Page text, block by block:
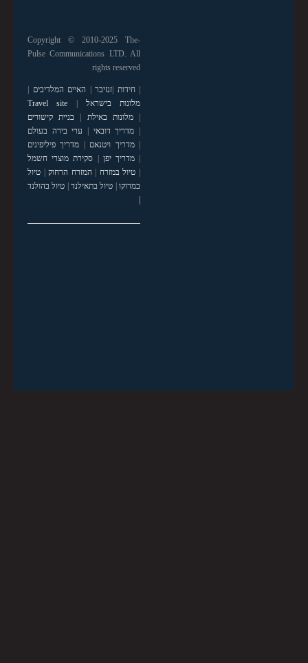
Copyright © 2010-2025 The-
Pulse Communications LTD. All
rights reserved
|חידות זנזיבר האיים המלדיבים
מלונות בישראל
Travel site
|מלונות באילת
בניית קישורים
מדריך דובאי
ערי בירה בעולם
|מדריך ויטנאם
מדריך פיליפינים
|מדריך יפן
סקירת מוצרי חשמל
טיול במזרח המזרח הרחוק| טיול
במרוקו| טיול בתאילנד| טיול בהולנד